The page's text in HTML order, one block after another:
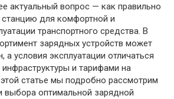
актуальный вопрос — как правильно
для комфортной и
транспортного средства. В
зарядных устройств может
а условия эксплуатации отличаться
и тарифами на
статье мы подробно рассмотрим
выбора оптимальной зарядной